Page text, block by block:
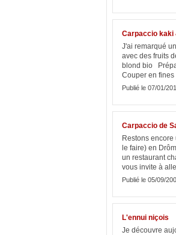
Carpaccio kaki
J'ai remarqué
avec des fruits
blond bio
Couper en fines
Publié le 07/01/
Carpaccio de
Restons
le faire) en
un restaurant
vous invite à
Publié le 05/09/
L'ennui niçois
Je découvre